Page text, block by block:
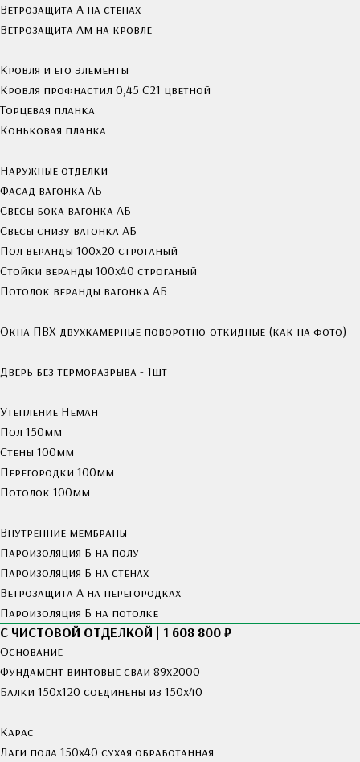
Ветрозащита А на стенах
Ветрозащита Ам на кровле
Кровля и его элементы
Кровля профнастил 0,45 С21 цветной
Торцевая планка
Коньковая планка
Наружные отделки
Фасад вагонка АБ
Свесы бока вагонка АБ
Свесы снизу вагонка АБ
Пол веранды 100х20 строганый
Стойки веранды 100х40 строганый
Потолок веранды вагонка АБ
Окна ПВХ двухкамерные поворотно-откидные (как на фото)
Дверь без терморазрыва - 1шт
Утепление Неман
Пол 150мм
Стены 100мм
Перегородки 100мм
Потолок 100мм
Внутренние мембраны
Пароизоляция Б на полу
Пароизоляция Б на стенах
Ветрозащита А на перегородках
Пароизоляция Б на потолке
С ЧИСТОВОЙ ОТДЕЛКОЙ | 1 608 800 ₽
Основание
Фундамент винтовые сваи 89х2000
Балки 150х120 соединены из 150х40
Карас
Лаги пола 150х40 сухая обработанная